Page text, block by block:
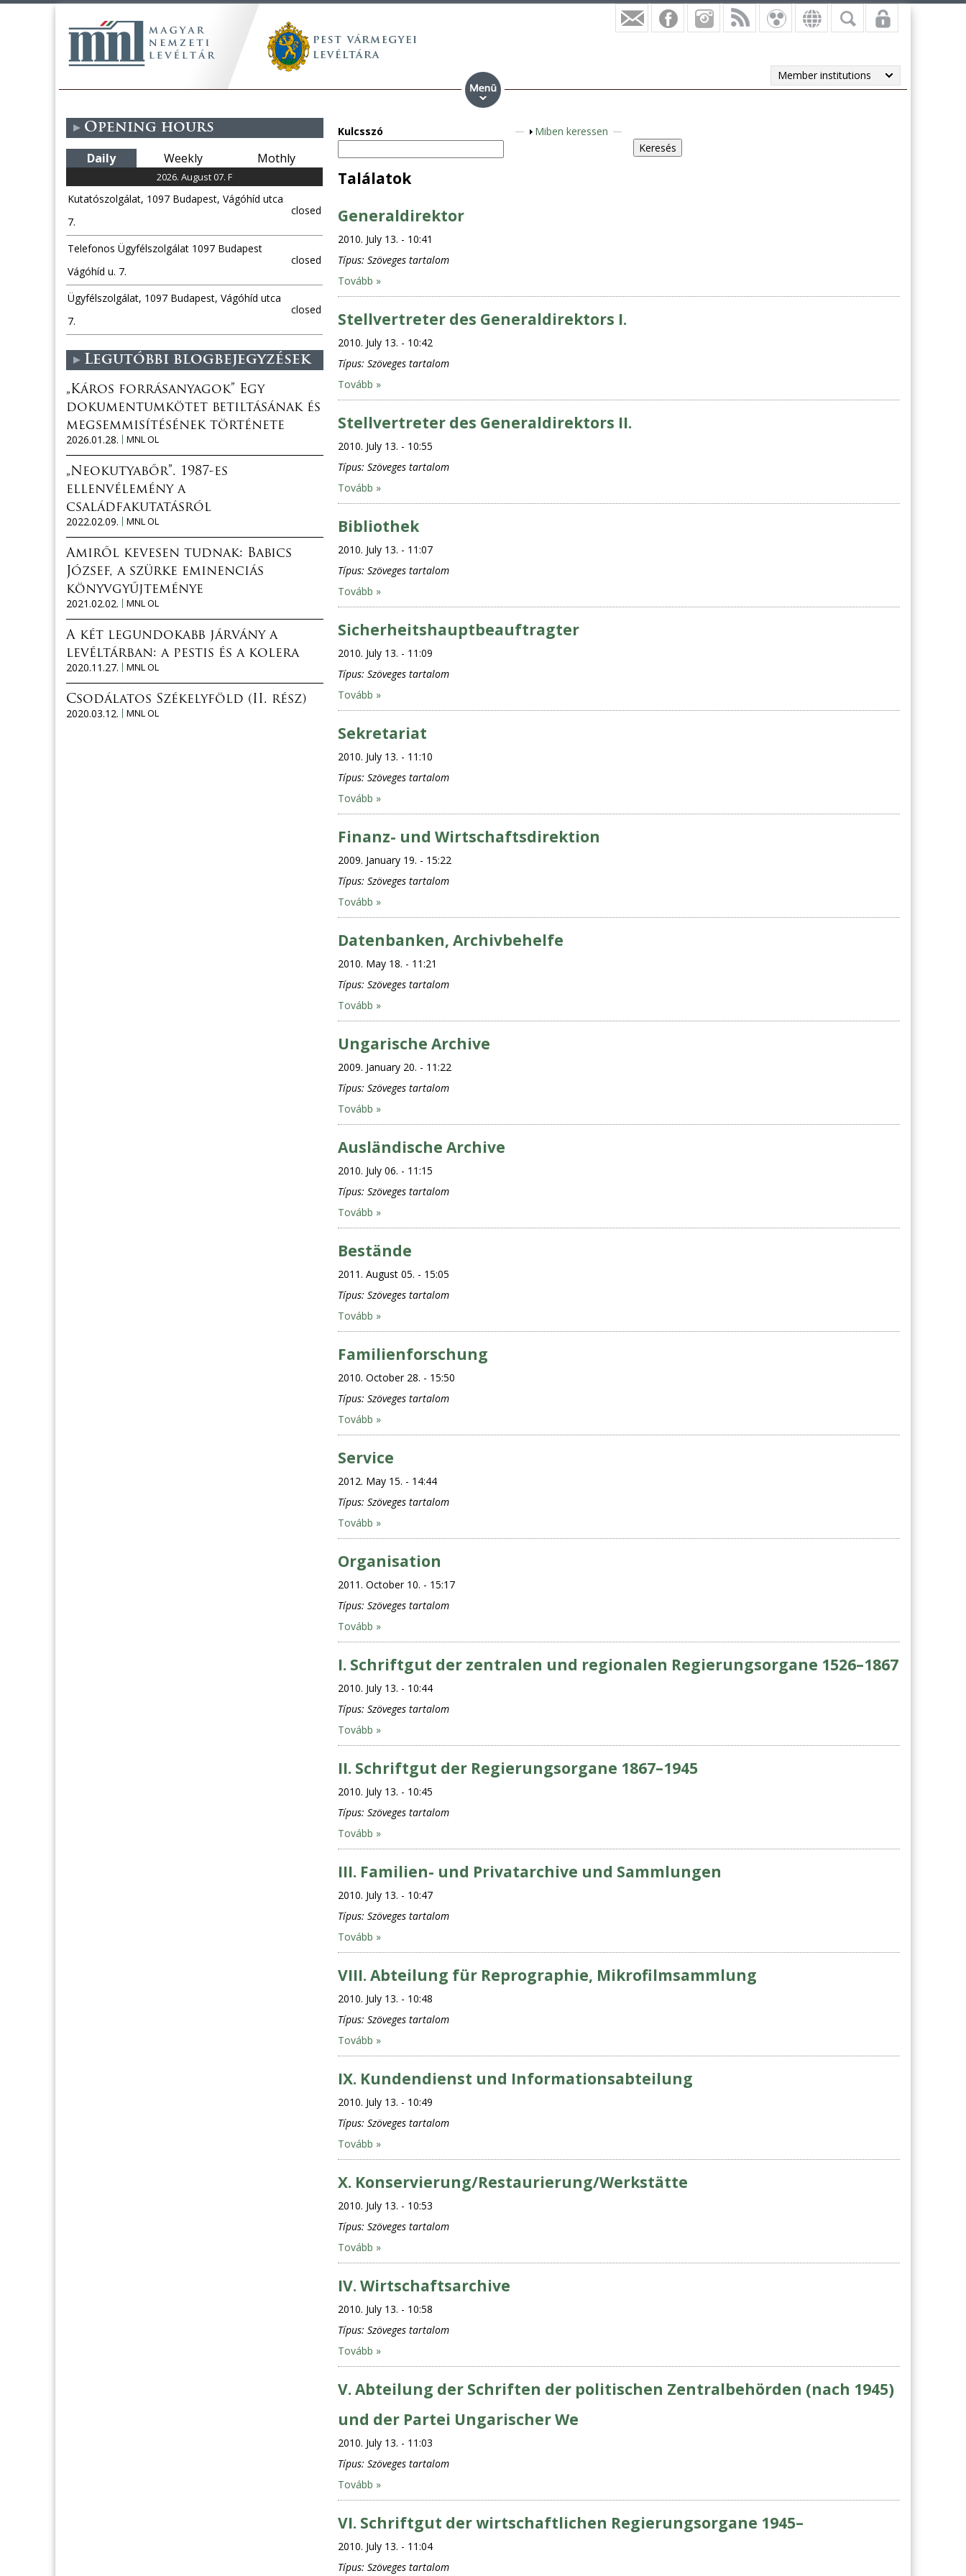
Member institutions
Kulcsszó
S
Miben keressen
Találatok
Generaldirektor
2010. July 13. - 10:41
Típus: Szöveges tartalom
Tovább »
Stellvertreter des Generaldirektors I.
2010. July 13. - 10:42
Típus: Szöveges tartalom
Tovább »
Stellvertreter des Generaldirektors II.
2010. July 13. - 10:55
Típus: Szöveges tartalom
Tovább »
Bibliothek
2010. July 13. - 11:07
Típus: Szöveges tartalom
Tovább »
Sicherheitshauptbeauftragter
2010. July 13. - 11:09
Típus: Szöveges tartalom
Tovább »
Sekretariat
2010. July 13. - 11:10
Típus: Szöveges tartalom
Tovább »
Finanz- und Wirtschaftsdirektion
2009. January 19. - 15:22
Típus: Szöveges tartalom
Tovább »
Datenbanken, Archivbehelfe
2010. May 18. - 11:21
Típus: Szöveges tartalom
Tovább »
Ungarische Archive
2009. January 20. - 11:22
Típus: Szöveges tartalom
Tovább »
Ausländische Archive
2010. July 06. - 11:15
Típus: Szöveges tartalom
Tovább »
Bestände
2011. August 05. - 15:05
Típus: Szöveges tartalom
Tovább »
Familienforschung
2010. October 28. - 15:50
Típus: Szöveges tartalom
Tovább »
Service
2012. May 15. - 14:44
Típus: Szöveges tartalom
Tovább »
Organisation
2011. October 10. - 15:17
Típus: Szöveges tartalom
Tovább »
I. Schriftgut der zentralen und regionalen Regierungsorgane 1526–1867
2010. July 13. - 10:44
Típus: Szöveges tartalom
Tovább »
II. Schriftgut der Regierungsorgane 1867–1945
2010. July 13. - 10:45
Típus: Szöveges tartalom
Tovább »
III. Familien- und Privatarchive und Sammlungen
2010. July 13. - 10:47
Típus: Szöveges tartalom
Tovább »
VIII. Abteilung für Reprographie, Mikrofilmsammlung
2010. July 13. - 10:48
Típus: Szöveges tartalom
Tovább »
IX. Kundendienst und Informationsabteilung
2010. July 13. - 10:49
Típus: Szöveges tartalom
Tovább »
X. Konservierung/Restaurierung/Werkstätte
2010. July 13. - 10:53
Típus: Szöveges tartalom
Tovább »
IV. Wirtschaftsarchive
2010. July 13. - 10:58
Típus: Szöveges tartalom
Tovább »
V. Abteilung der Schriften der politischen Zentralbehörden (nach 1945)
und der Partei Ungarischer We
2010. July 13. - 11:03
Típus: Szöveges tartalom
Tovább »
VI. Schriftgut der wirtschaftlichen Regierungsorgane 1945–
2010. July 13. - 11:04
Típus: Szöveges tartalom
Opening hours
Daily Weekly Mothly
2026. August 07. F
Kutatószolgálat, 1097 Budapest, Vágóhíd utca
7.
closed
Telefonos Ügyfélszolgálat 1097 Budapest
Vágóhíd u. 7.
closed
Ügyfélszolgálat, 1097 Budapest, Vágóhíd utca
7.
closed
Legutóbbi blogbejegyzések
„Káros forrásanyagok” Egy
dokumentumkötet betiltásának és
megsemmisítésének története
2026.01.28.
MNL OL
„Neokutyabőr”. 1987-es
ellenvélemény a
családfakutatásról
2022.02.09.
MNL OL
Amiről kevesen tudnak: Babics
József, a szürke eminenciás
könyvgyűjteménye
2021.02.02.
MNL OL
A két legundokabb járvány a
levéltárban: a pestis és a kolera
2020.11.27.
MNL OL
Csodálatos Székelyföld (II. rész)
2020.03.12.
MNL OL